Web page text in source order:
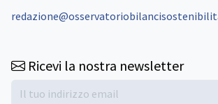
Ricevi la nostra newsletter